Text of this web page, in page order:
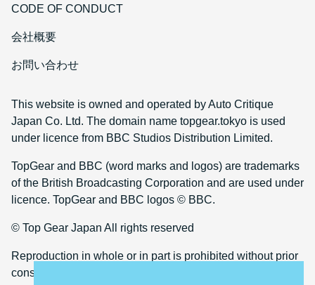
CODE OF CONDUCT
会社概要
お問い合わせ
This website is owned and operated by Auto Critique
Japan Co. Ltd. The domain name topgear.tokyo is used
under licence from BBC Studios Distribution Limited.
TopGear and BBC (word marks and logos) are trademarks
of the British Broadcasting Corporation and are used under
licence. TopGear and BBC logos © BBC.
© Top Gear Japan All rights reserved
Reproduction in whole or in part is prohibited without prior
consent